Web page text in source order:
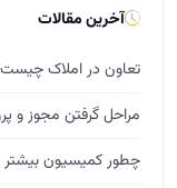
آخرین مقالات
تعاون در املاک
مراحل گرفتن مجوز و
چطور کمیسیون بیشتر